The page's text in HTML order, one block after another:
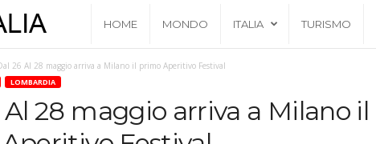
HOME MONDO ITALIA TURISMO
26 Al 28 maggio arriva a Milano il primo Aperitivo Festival
LOMBARDIA
Al 28 maggio arriva a Milano il